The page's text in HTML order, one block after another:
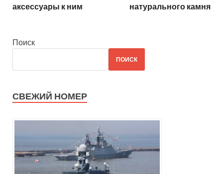
аксессуары к ним
натурального камня
Поиск
ПОИСК
СВЕЖИЙ НОМЕР